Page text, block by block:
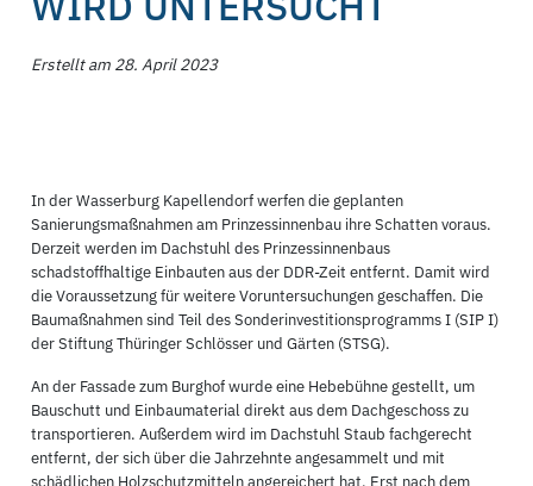
Erstellt am 28. April 2023
In der Wasserburg Kapellendorf werfen die geplanten
Sanierungsmaßnahmen am Prinzessinnenbau ihre Schatten voraus.
Derzeit werden im Dachstuhl des Prinzessinnenbaus
schadstoffhaltige Einbauten aus der DDR-Zeit entfernt. Damit wird
die Voraussetzung für weitere Voruntersuchungen geschaffen. Die
Baumaßnahmen sind Teil des Sonderinvestitionsprogramms I (SIP I)
der Stiftung Thüringer Schlösser und Gärten (STSG).
An der Fassade zum Burghof wurde eine Hebebühne gestellt, um
Bauschutt und Einbaumaterial direkt aus dem Dachgeschoss zu
transportieren. Außerdem wird im Dachstuhl Staub fachgerecht
entfernt, der sich über die Jahrzehnte angesammelt und mit
schädlichen Holzschutzmitteln angereichert hat. Erst nach dem